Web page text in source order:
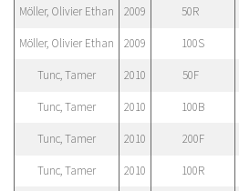
Möller, Olivier Ethan 2009 50R
Möller, Olivier Ethan 2009 100S
Tunc, Tamer 2010 50F
Tunc, Tamer 2010 100B
Tunc, Tamer 2010 200F
Tunc, Tamer 2010 100R